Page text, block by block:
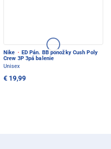
Nike · ED Pán. BB ponožky Cush Poly
Crew 3P 3pá balenie
Unisex
€ 19,99